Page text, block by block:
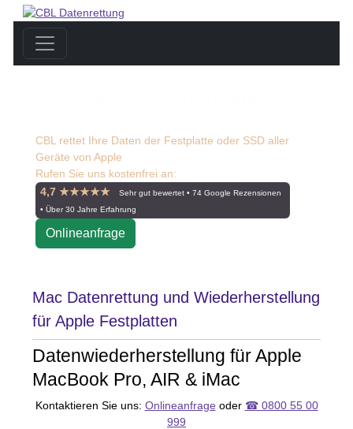
CBL rettet Ihre Daten der Festplatte oder SSD aller
Geräte von Apple
Rufen Sie uns kostenfrei an:
4,7 ★★★★★
Sehr gut bewertet • 74 Google Rezensionen
• Über 30 Jahre Erfahrung
Onlineanfrage
Mac Datenrettung und Wiederherstellung
für Apple Festplatten
Datenwiederherstellung für Apple
MacBook Pro, AIR & iMac
Kontaktieren Sie uns: Onlineanfrage oder ☎ 0800 55 00
999